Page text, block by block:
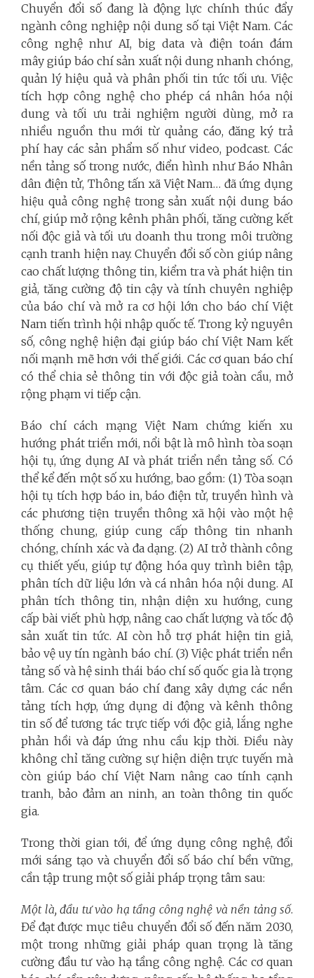
Chuyển đổi số đang là động lực chính thúc đẩy
ngành công nghiệp nội dung số tại Việt Nam. Các
công nghệ như AI, big data và điện toán đám
mây giúp báo chí sản xuất nội dung nhanh chóng,
quản lý hiệu quả và phân phối tin tức tối ưu. Việc
tích hợp công nghệ cho phép cá nhân hóa nội
dung và tối ưu trải nghiệm người dùng, mở ra
nhiều nguồn thu mới từ quảng cáo, đăng ký trả
phí hay các sản phẩm số như video, podcast. Các
nền tảng số trong nước, điển hình như Báo Nhân
dân điện tử, Thông tấn xã Việt Nam… đã ứng dụng
hiệu quả công nghệ trong sản xuất nội dung báo
chí, giúp mở rộng kênh phân phối, tăng cường kết
nối độc giả và tối ưu doanh thu trong môi trường
cạnh tranh hiện nay. Chuyển đổi số còn giúp nâng
cao chất lượng thông tin, kiểm tra và phát hiện tin
giả, tăng cường độ tin cậy và tính chuyên nghiệp
của báo chí và mở ra cơ hội lớn cho báo chí Việt
Nam tiến trình hội nhập quốc tế. Trong kỷ nguyên
số, công nghệ hiện đại giúp báo chí Việt Nam kết
nối mạnh mẽ hơn với thế giới. Các cơ quan báo chí
có thể chia sẻ thông tin với độc giả toàn cầu, mở
rộng phạm vi tiếp cận.
Báo chí cách mạng Việt Nam chứng kiến xu
hướng phát triển mới, nổi bật là mô hình tòa soạn
hội tụ, ứng dụng AI và phát triển nền tảng số. Có
thể kể đến một số xu hướng, bao gồm: (1) Tòa soạn
hội tụ tích hợp báo in, báo điện tử, truyền hình và
các phương tiện truyền thông xã hội vào một hệ
thống chung, giúp cung cấp thông tin nhanh
chóng, chính xác và đa dạng. (2) AI trở thành công
cụ thiết yếu, giúp tự động hóa quy trình biên tập,
phân tích dữ liệu lớn và cá nhân hóa nội dung. AI
phân tích thông tin, nhận diện xu hướng, cung
cấp bài viết phù hợp, nâng cao chất lượng và tốc độ
sản xuất tin tức. AI còn hỗ trợ phát hiện tin giả,
bảo vệ uy tín ngành báo chí. (3) Việc phát triển nền
tảng số và hệ sinh thái báo chí số quốc gia là trọng
tâm. Các cơ quan báo chí đang xây dựng các nền
tảng tích hợp, ứng dụng di động và kênh thông
tin số để tương tác trực tiếp với độc giả, lắng nghe
phản hồi và đáp ứng nhu cầu kịp thời. Điều này
không chỉ tăng cường sự hiện diện trực tuyến mà
còn giúp báo chí Việt Nam nâng cao tính cạnh
tranh, bảo đảm an ninh, an toàn thông tin quốc
gia.
Trong thời gian tới, để ứng dụng công nghệ, đổi
mới sáng tạo và chuyển đổi số báo chí bền vững,
cần tập trung một số giải pháp trọng tâm sau:
Một là, đầu tư vào hạ tầng công nghệ và nền tảng số.
Để đạt được mục tiêu chuyển đổi số đến năm 2030,
một trong những giải pháp quan trọng là tăng
cường đầu tư vào hạ tầng công nghệ. Các cơ quan